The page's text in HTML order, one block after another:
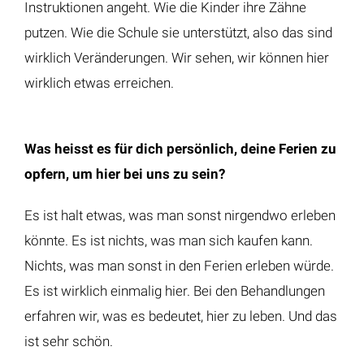
Instruktionen angeht. Wie die Kinder ihre Zähne
putzen. Wie die Schule sie unterstützt, also das sind
wirklich Veränderungen. Wir sehen, wir können hier
wirklich etwas erreichen.
Was heisst es für dich persönlich, deine Ferien zu
opfern, um hier bei uns zu sein?
Es ist halt etwas, was man sonst nirgendwo erleben
könnte. Es ist nichts, was man sich kaufen kann.
Nichts, was man sonst in den Ferien erleben würde.
Es ist wirklich einmalig hier. Bei den Behandlungen
erfahren wir, was es bedeutet, hier zu leben. Und das
ist sehr schön.